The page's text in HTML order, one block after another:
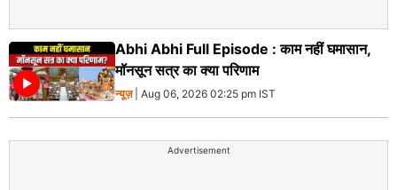
Abhi Abhi Full Episode : काम नहीं घमासान,
मॉनसून सत्र का क्या परिणाम
न्यूज़| Aug 06, 2026 02:25 pm IST
Advertisement